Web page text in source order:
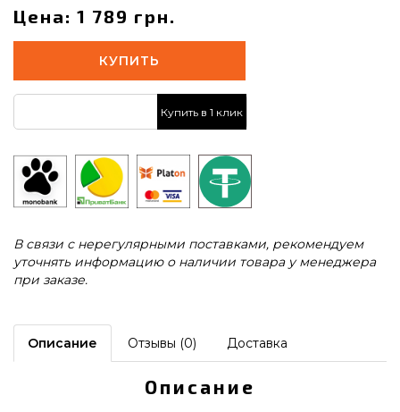
Цена: 1 789 грн.
КУПИТЬ
Купить в 1 клик
В связи с нерегулярными поставками, рекомендуем
уточнять информацию о наличии товара у менеджера
при заказе.
Описание Отзывы (0) Доставка
Описание